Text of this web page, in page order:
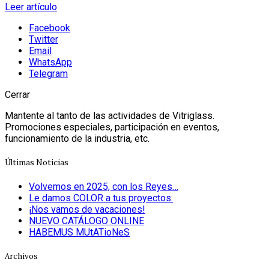
Leer artículo
Facebook
Twitter
Email
WhatsApp
Telegram
Cerrar
Mantente al tanto de las actividades de Vitriglass.
Promociones especiales, participación en eventos,
funcionamiento de la industria, etc.
Últimas Noticias
Volvemos en 2025, con los Reyes…
Le damos COLOR a tus proyectos.
¡Nos vamos de vacaciones!
NUEVO CATÁLOGO ONLINE
HABEMUS MUtATioNeS
Archivos